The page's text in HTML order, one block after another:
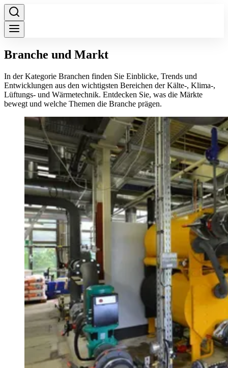
Branche und Markt
In der Kategorie Branchen finden Sie Einblicke, Trends und
Entwicklungen aus den wichtigsten Bereichen der Kälte-, Klima-,
Lüftungs- und Wärmetechnik. Entdecken Sie, was die Märkte
bewegt und welche Themen die Branche prägen.